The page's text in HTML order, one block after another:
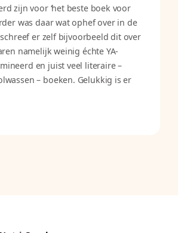
zijn voor ‘het beste boek voor
was daar wat ophef over in de
er zelf bijvoorbeeld dit over
namelijk weinig échte YA-
en juist veel literaire –
– boeken. Gelukkig is er